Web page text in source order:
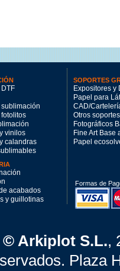
DTF
sublimación
fotolitos
vinilos
calandras
acabados
y guillotinas
SOPORTES
Expositores y
Papel para
CAD/
Otros soportes
Fotográficos
Fine Art Base
Papel
Formas de
© Arkiplot S.L.,
Plaza